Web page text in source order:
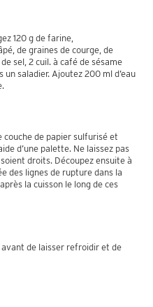
120 g de farine,
de graines de courge, de
sel, 2 cuil. à café de sésame
un saladier. Ajoutez 200 ml d’eau
couche de papier sulfurisé et
d’une palette. Ne laissez pas
droits. Découpez ensuite à
des lignes de rupture dans la
la cuisson le long de ces
de laisser refroidir et de